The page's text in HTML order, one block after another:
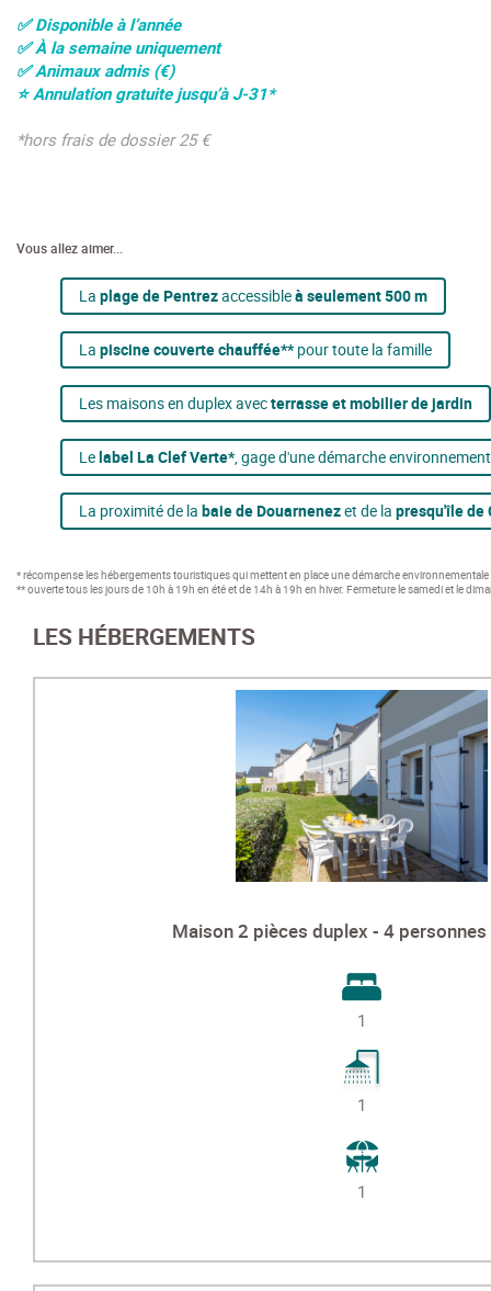
✅ Disponible à l’année
✅À la semaine uniquement
✅Animaux admis (€)
⭐ Annulation gratuite jusqu’à J-31*
*hors frais de dossier 25 €
Vous allez aimer...
La plage de Pentrezaccessibleà seulement 500 m
La piscine couverte chauffée**pour toute la famille
Les maisons en duplex avecterrasse et mobilier de jardin
Lelabel La Clef Verte*, gage d'une démarche
La proximité de la baie de Douarnenezet de la presqu'île de
* récompense les hébergements touristiques qui mettent en place une démarche
** ouverte tous les jours de 10h à 19h en été et de 14h à 19h en hiver. Fermeture le samedi et le
LES HÉBERGEMENTS
Maison 2 pièces duplex - 4 personnes
1
1
1